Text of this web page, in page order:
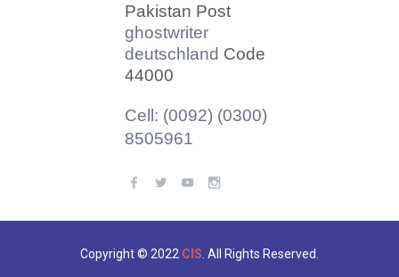
Pakistan Post
ghostwriter
deutschland Code
44000
Cell: (0092) (0300)
8505961
Copyright © 2022 CIS . All Rights Reserved.